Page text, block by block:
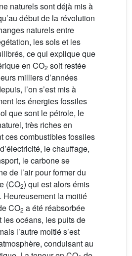
naturels sont déjà mis à
début de la révolution
naturels entre
les sols et les
ce qui explique que
en CO2 soit restée
milliers d’années
l’on s’est mis à
les énergies fossiles
que sont le pétrole, le
très riches en
ces combustibles fossiles
le chauffage,
le carbone se
de l’air pour former du
(CO2) qui est alors émis
Heureusement la moitié
CO2 a été réabsorbée
les océans, les puits de
l’autre moitié s’est
conduisant au